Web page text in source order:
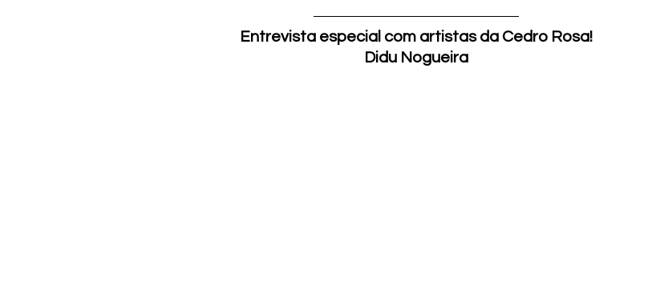
Entrevista especial com artistas da Cedro Rosa!
Didu Nogueira